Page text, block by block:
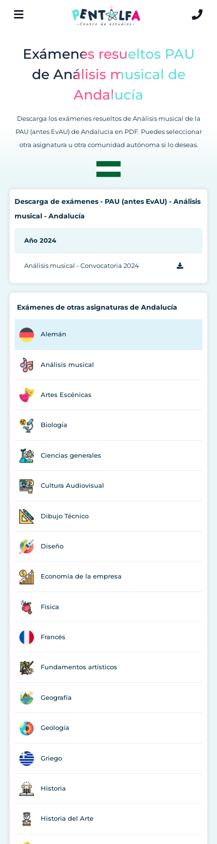
Exámenes resueltos PAU
de Análisis musical de
Andalucía
Descarga los exámenes resueltos de Análisis musical de la
PAU (antes EvAU) de Andalucía en PDF. Puedes seleccionar
otra asignatura u otra comunidad autónoma si lo deseas.
Exámenes de otras asignaturas de Andalucía
Alemán
Análisis musical
Artes Escénicas
Biología
Ciencias generales
Cultura Audiovisual
Dibujo Técnico
Diseño
Economía de la empresa
Física
Francés
Fundamentos artísticos
Geografía
Geología
Griego
Historia
Historia del Arte
Descarga de exámenes - PAU (antes EvAU) - Análisis
musical - Andalucía
Año 2024
Análisis musical - Convocatoria 2024